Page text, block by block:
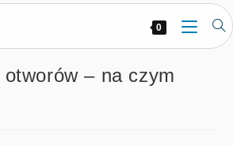
0
– na czym